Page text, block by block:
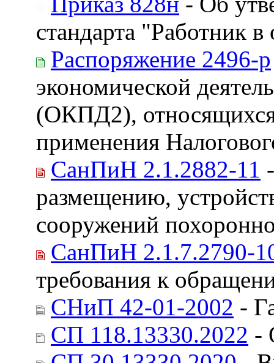
стандарта "Работник
Распоряжение 2496-р
экономической
(ОКПД2),
применения
СанПиН 2.1.2882-11
размещению,
сооружений
СанПиН 2.1.7.2790-
требования к
СНиП 42-01-2002 -
СП 118.13330.2022 -